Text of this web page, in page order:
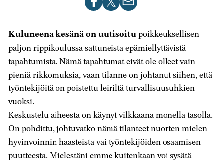
artikkeliartikkeli
palvelussa
artikkeli
Kuluneena kesänä on uutisoitupoikkeuksellisen
paljon rippikoulussa sattuneista epämiellyttävistä
tapahtumista. Nämä tapahtumat eivät ole olleet vain
pieniä rikkomuksia, vaan tilanne on johtanut siihen, että
työntekijöitä on poistettu leiriltä turvallisuusuhkien
vuoksi.
Keskustelu aiheesta on käynyt vilkkaana monella tasolla.
On pohdittu, johtuvatko nämä tilanteet nuorten mielen
hyvinvoinnin haasteista vai työntekijöiden osaamisen
puutteesta. Mielestäni emme kuitenkaan voi sysätä